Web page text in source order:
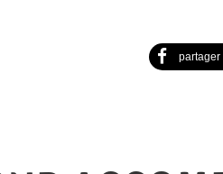
partager